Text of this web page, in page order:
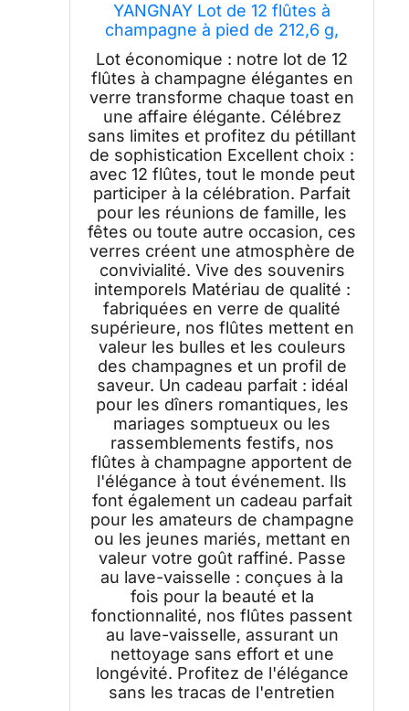
YANGNAY Lot de 12 flûtes à
champagne à pied de 212,6 g,
verres à vin pétillant pour fête,
transparent
Lot économique : notre lot de 12
flûtes à champagne élégantes en
verre transforme chaque toast en
une affaire élégante. Célébrez
sans limites et profitez du pétillant
de sophistication Excellent choix :
avec 12 flûtes, tout le monde peut
participer à la célébration. Parfait
pour les réunions de famille, les
fêtes ou toute autre occasion, ces
verres créent une atmosphère de
convivialité. Vive des souvenirs
intemporels Matériau de qualité :
fabriquées en verre de qualité
supérieure, nos flûtes mettent en
valeur les bulles et les couleurs
des champagnes et un profil de
saveur. Un cadeau parfait : idéal
pour les dîners romantiques, les
mariages somptueux ou les
rassemblements festifs, nos
flûtes à champagne apportent de
l'élégance à tout événement. Ils
font également un cadeau parfait
pour les amateurs de champagne
ou les jeunes mariés, mettant en
valeur votre goût raffiné. Passe
au lave-vaisselle : conçues à la
fois pour la beauté et la
fonctionnalité, nos flûtes passent
au lave-vaisselle, assurant un
nettoyage sans effort et une
longévité. Profitez de l'élégance
sans les tracas de l'entretien